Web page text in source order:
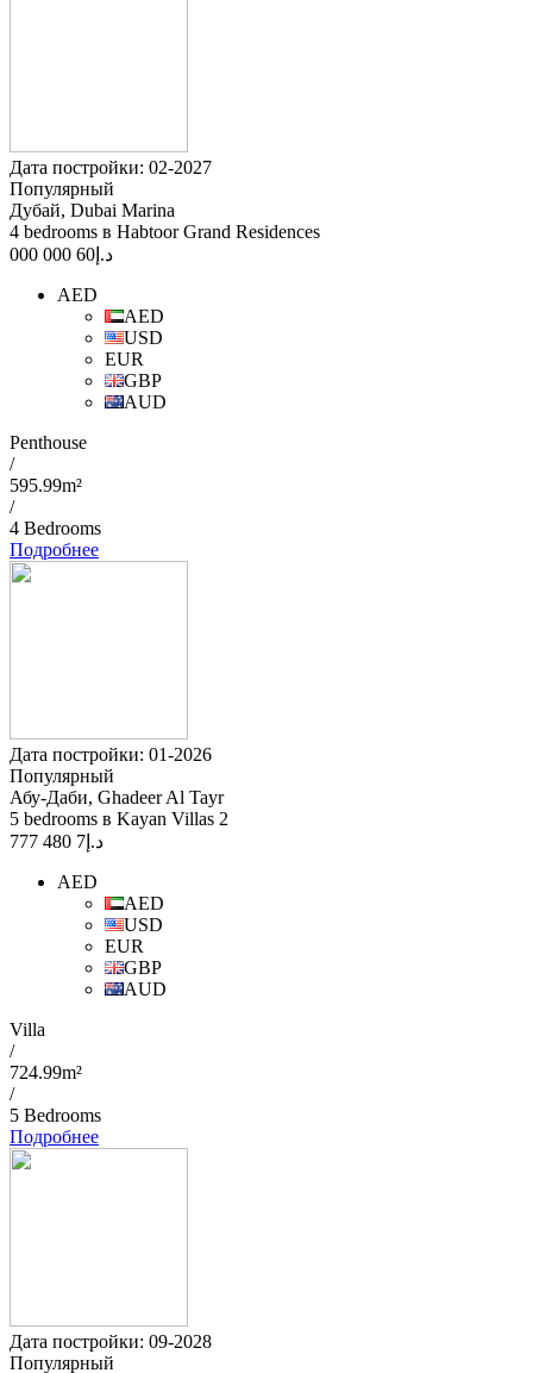
Дата постройки: 02-2027
Популярный
Дубай, Dubai Marina
4 bedrooms в Habtoor Grand Residences
د.إ 60 000 000
AED
AED
USD
EUR
GBP
AUD
Penthouse
/
595.99m²
/
4 Bedrooms
Подробнее
Дата постройки: 01-2026
Популярный
Абу-Даби, Ghadeer Al Tayr
5 bedrooms в Kayan Villas 2
د.إ 7 480 777
AED
AED
USD
EUR
GBP
AUD
Villa
/
724.99m²
/
5 Bedrooms
Подробнее
Дата постройки: 09-2028
Популярный